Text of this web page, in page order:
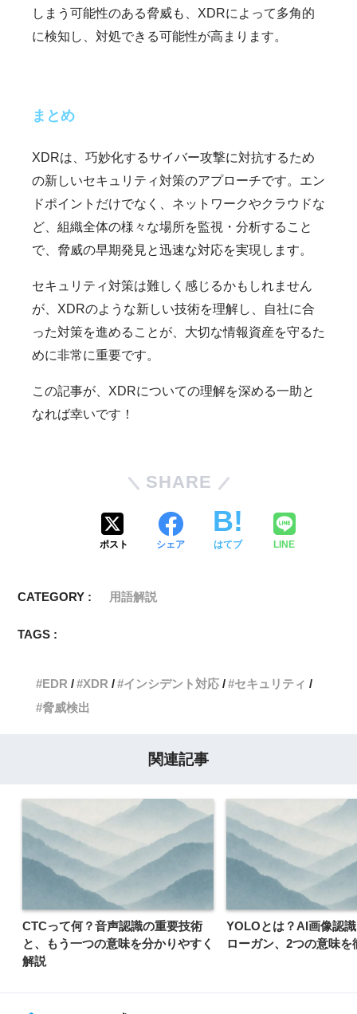
しまう可能性のある脅威も、XDRによって多角的
に検知し、対処できる可能性が高まります。
まとめ
XDRは、巧妙化するサイバー攻撃に対抗するため
の新しいセキュリティ対策のアプローチです。エン
ドポイントだけでなく、ネットワークやクラウドな
ど、組織全体の様々な場所を監視・分析すること
で、脅威の早期発見と迅速な対応を実現します。
セキュリティ対策は難しく感じるかもしれません
が、XDRのような新しい技術を理解し、自社に合
った対策を進めることが、大切な情報資産を守るた
めに非常に重要です。
この記事が、XDRについての理解を深める一助と
なれば幸いです！
SHARE
ポスト シェア はてブ LINE
CATEGORY : 用語解説
TAGS :
EDR XDR インシデント対応
セキュリティ
脅威検出
関連記事
CTCって何？音声認識の重要技術
と、もう一つの意味を分かりやすく
解説
YOLOとは？AI画像認
ローガン、2つの意味を